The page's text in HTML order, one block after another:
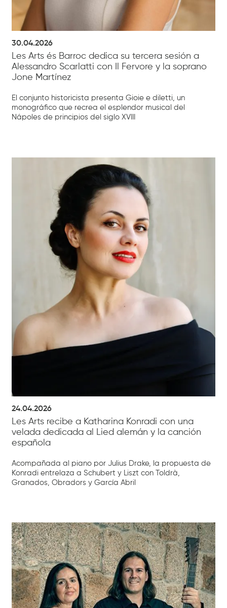
30.04.2026
Les Arts és Barroc dedica su tercera sesión a
Alessandro Scarlatti con Il Fervore y la soprano
Jone Martínez
El conjunto historicista presenta Gioie e diletti, un
monográfico que recrea el esplendor musical del
Nápoles de principios del siglo XVIII
24.04.2026
Les Arts recibe a Katharina Konradi con una
velada dedicada al Lied alemán y la canción
española
Acompañada al piano por Julius Drake, la propuesta de
Konradi entrelaza a Schubert y Liszt con Toldrà,
Granados, Obradors y García Abril